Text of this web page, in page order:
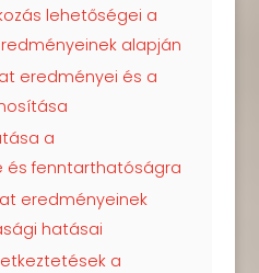
lehetőségei a
alapján
eredményei és a
a
és fenntarthatóságra
eredményeinek
hatásai
a